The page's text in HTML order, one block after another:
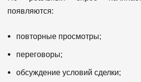
появляются:
повторные просмотры;
переговоры;
обсуждение условий сделки;